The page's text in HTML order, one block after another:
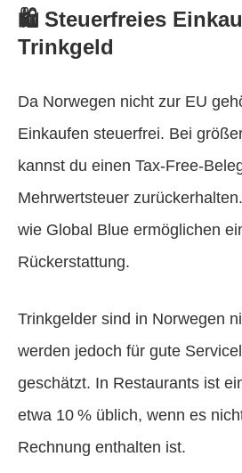
🛍️ Steuerfreies
Trinkgeld
Da Norwegen nicht zur EU
Einkaufen steuerfrei. Bei
kannst du einen Tax-Free-
Mehrwertsteuer
wie Global Blue ermöglichen
Rückerstattung.
Trinkgelder sind in Norwegen
werden jedoch für gute
geschätzt. In Restaurants ist
etwa 10 % üblich, wenn es
Rechnung enthalten ist.